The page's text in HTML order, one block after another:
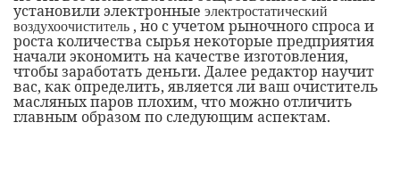
установили электронные электростатический
воздухоочиститель , но с учетом рыночного спроса и
роста количества сырья некоторые предприятия
начали экономить на качестве изготовления,
чтобы заработать деньги. Далее редактор научит
вас, как определить, является ли ваш очиститель
масляных паров плохим, что можно отличить
главным образом по следующим аспектам.